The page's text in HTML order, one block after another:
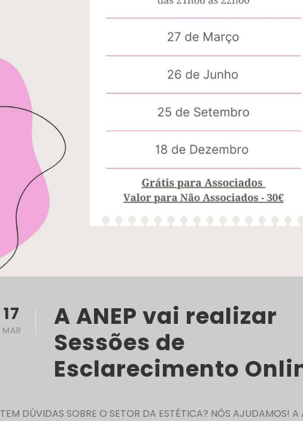
17
MAR
A ANEP vai realizar
Sessões de
Esclarecimento
TEM DÚVIDAS SOBRE O SETOR DA ESTÉTICA? NÓS AJUDAMOS! A